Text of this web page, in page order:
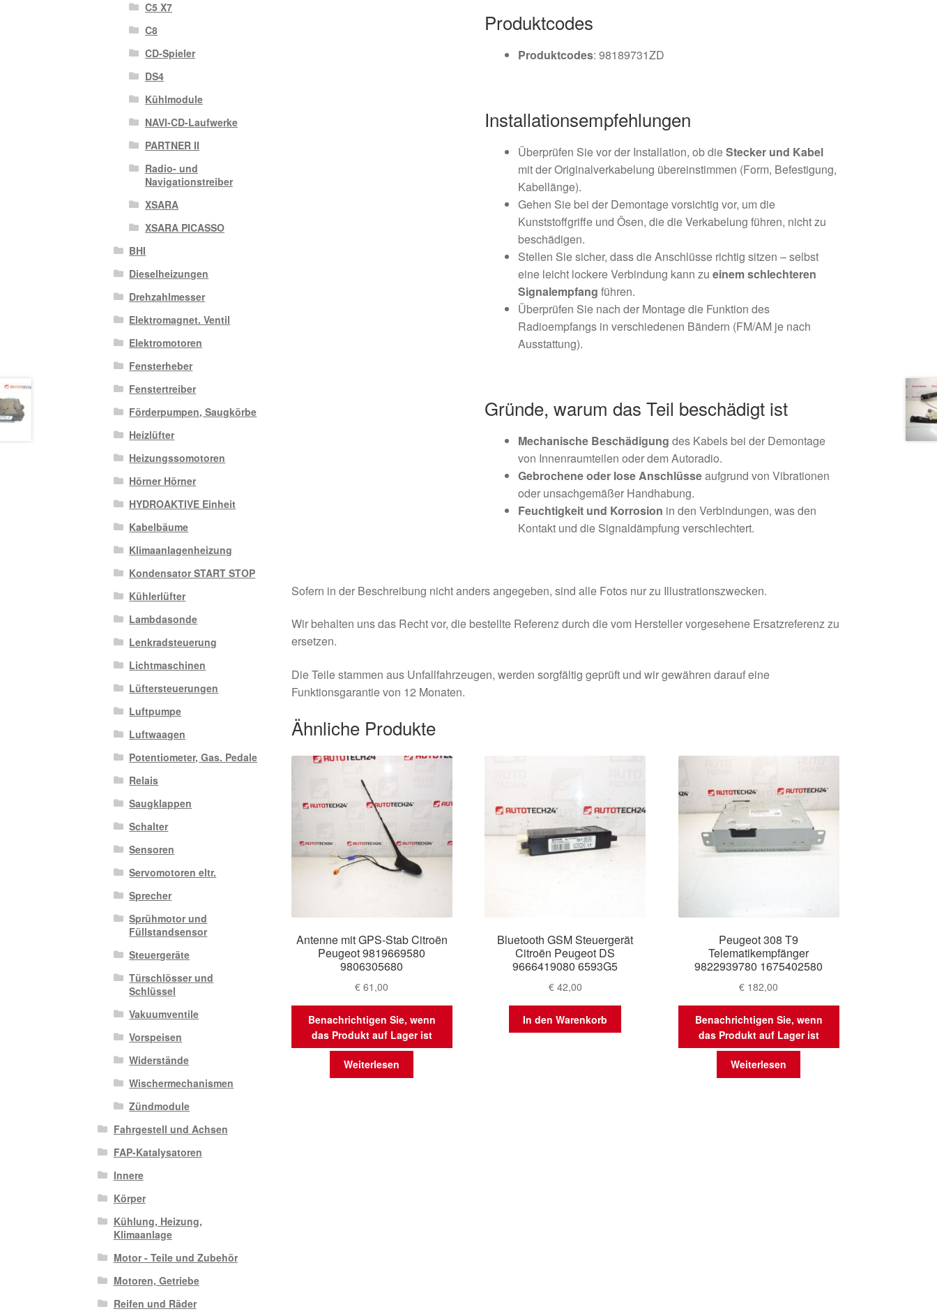
Produktcodes
Produktcodes: 98189731ZD
Installationsempfehlungen
Überprüfen Sie vor der Installation, ob dieStecker und Kabel
mit der Originalverkabelung übereinstimmen (Form, Befestigung,
Kabellänge).
Gehen Sie bei der Demontage vorsichtig vor, um die
Kunststoffgriffe und Ösen, die die Verkabelung führen, nicht zu
beschädigen.
Stellen Sie sicher, dass die Anschlüsse richtig sitzen – selbst
eine leicht lockere Verbindung kann zueinem schlechteren
Signalempfang führen.
Überprüfen Sie nach der Montage die Funktion des
Radioempfangs in verschiedenen Bändern (FM/AM je nach
Ausstattung).
Gründe, warum das Teil beschädigt ist
Mechanische Beschädigung des Kabels bei der Demontage
von Innenraumteilen oder dem Autoradio.
Gebrochene oder lose Anschlüsseaufgrund von Vibrationen
oder unsachgemäßer Handhabung.
Feuchtigkeit und Korrosion in den Verbindungen, was den
Kontakt und die Signaldämpfung verschlechtert.
Sofern in der Beschreibung nicht anders angegeben, sind alle Fotos nur zu Illustrationszwecken.
Wir behalten uns das Recht vor, die bestellte Referenz durch die vom Hersteller vorgesehene Ersatzreferenz zu
ersetzen.
Die Teile stammen aus Unfallfahrzeugen, werden sorgfältig geprüft und wir gewähren darauf eine
Funktionsgarantie von 12 Monaten.
Ähnliche Produkte
Antenne mit GPS-Stab Citroën
Peugeot 9819669580
9806305680
€ 61,00
Benachrichtigen Sie, wenn
das Produkt auf Lager ist
Weiterlesen
Bluetooth GSM Steuergerät
Citroën Peugeot DS
9666419080 6593G5
€42,00
In den Warenkorb
Peugeot 308 T9
Telematikempfänger
9822939780 1675402580
€ 182,00
Benachrichtigen Sie, wenn
das Produkt auf Lager ist
Weiterlesen
C5 X7
C8
CD-Spieler
DS4
Kühlmodule
NAVI-CD-Laufwerke
PARTNER II
Radio- und
Navigationstreiber
XSARA
XSARA PICASSO
BHI
Dieselheizungen
Drehzahlmesser
Elektromagnet. Ventil
Elektromotoren
Fensterheber
Fenstertreiber
Förderpumpen, Saugkörbe
Heizlüfter
Heizungssomotoren
Hörner Hörner
HYDROAKTIVE Einheit
Kabelbäume
Klimaanlagenheizung
Kondensator START STOP
Kühlerlüfter
Lambdasonde
Lenkradsteuerung
Lichtmaschinen
Lüftersteuerungen
Luftpumpe
Luftwaagen
Potentiometer, Gas. Pedale
Relais
Saugklappen
Schalter
Sensoren
Servomotoren eltr.
Sprecher
Sprühmotor und
Füllstandsensor
Steuergeräte
Türschlösser und
Schlüssel
Vakuumventile
Vorspeisen
Widerstände
Wischermechanismen
Zündmodule
Fahrgestell und Achsen
FAP-Katalysatoren
Innere
Körper
Kühlung, Heizung,
Klimaanlage
Motor - Teile und Zubehör
Motoren, Getriebe
Reifen und Räder